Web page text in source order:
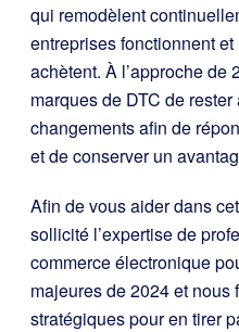
qui remodèlent
entreprises fonctionnent
achètent. À l’approche de
marques de DTC de
changements afin de
et de conserver un
Afin de vous aider dans
sollicité l’expertise de
commerce électronique
majeures de 2024 et nous
stratégiques pour en tirer